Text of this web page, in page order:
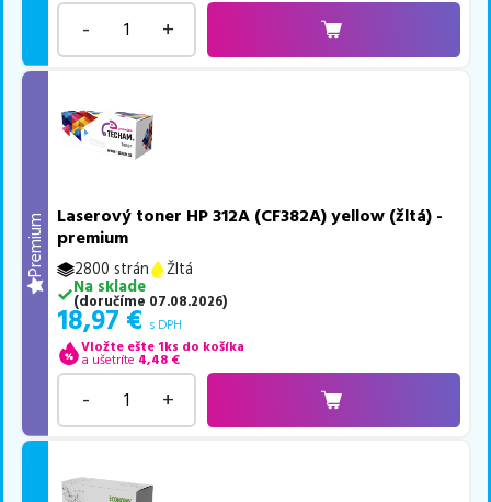
- +
Premium
Laserový toner HP 312A (CF382A) yellow (žltá) -
premium
2800 strán
Žltá
Na sklade
(doručíme 07.08.2026)
18,97 € s DPH
Vložte ešte 1ks do košíka
a ušetríte 4,48 €
- +